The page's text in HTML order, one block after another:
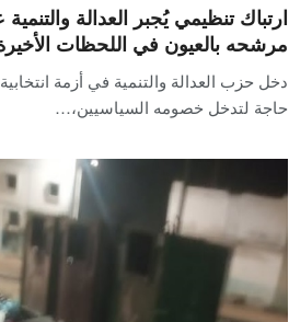
ارتباك تنظيمي يُجبر العدالة والتنمية
مرشحه بالعيون في اللحظات
دخل حزب العدالة والتنمية في أزمة
حاجة لتدخل خصومه السياسيين،…